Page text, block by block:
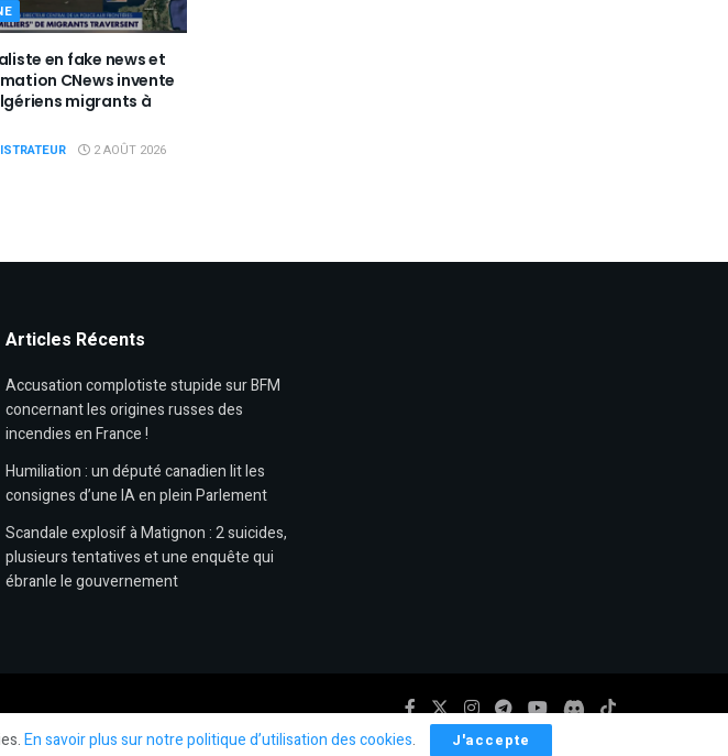
en fake news et
CNews invente
migrants à
2 AOÛT 2026
Articles Récents
Accusation complotiste stupide sur BFM
concernant les origines russes des
incendies en France !
Humiliation : un député canadien lit les
consignes d’une IA en plein Parlement
Scandale explosif à Matignon : 2 suicides,
plusieurs tentatives et une enquête qui
ébranle le gouvernement
En savoir plus sur notre politique d’utilisation des cookies. J'accepte